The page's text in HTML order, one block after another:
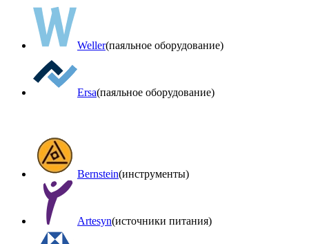
Weller(паяльное оборудование)
Ersa(паяльное оборудование)
Bernstein(инструменты)
Artesyn(источники питания)